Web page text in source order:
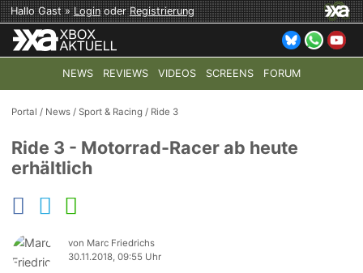
Hallo Gast »LoginoderRegistrierung
NEWS REVIEWS VIDEOS SCREENS FORUM
TOP-THEMEN: COD: MODERN WARFARE 4 HALO:
Portal / News /Sport & Racing / Ride 3
Ride 3 - Motorrad-Racer ab heute
erhältlich
von Marc Friedrichs
30.11.2018, 09:55 Uhr